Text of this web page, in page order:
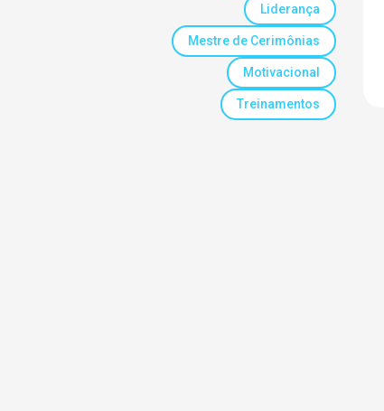
Liderança
Mestre de Cerimônias
Motivacional
Treinamentos